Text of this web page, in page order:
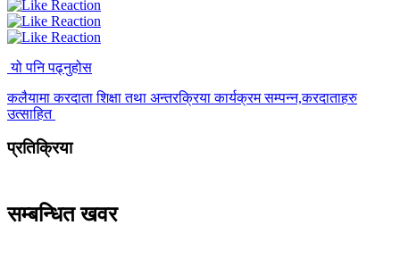
यो पनि पढ्नुहोस
कलैयामा करदाता शिक्षा तथा अन्तरक्रिया कार्यक्रम सम्पन्न,करदाताहरु
उत्साहित
प्रतिक्रिया
सम्बन्धित खवर